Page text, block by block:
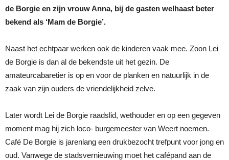
de Borgie en zijn vrouw Anna, bij de gasten welhaast beter
bekend als ‘Mam de Borgie’.
Naast het echtpaar werken ook de kinderen vaak mee. Zoon Lei
de Borgie is dan al de bekendste uit het gezin. De
amateurcabaretier is op en voor de planken en natuurlijk in de
zaak van zijn ouders de vriendelijkheid zelve.
Later wordt Lei de Borgie raadslid, wethouder en op een gegeven
moment mag hij zich loco- burgemeester van Weert noemen.
Café De Borgie is jarenlang een drukbezocht trefpunt voor jong en
oud. Vanwege de stadsvernieuwing moet het cafépand aan de